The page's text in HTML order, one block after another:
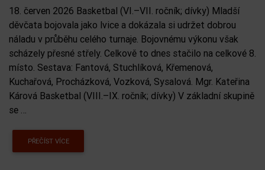
18. červen 2026 Basketbal (VI.–VII. ročník; dívky) Mladší
děvčata bojovala jako lvice a dokázala si udržet dobrou
náladu v průběhu celého turnaje. Bojovnému výkonu však
scházely přesné střely. Celkově to dnes stačilo na celkové 8.
místo. Sestava: Fantová, Stuchlíková, Křemenová,
Kuchařová, Procházková, Vozková, Sysalová. Mgr. Kateřina
Kárová Basketbal (VIII.–IX. ročník; dívky) V základní skupině
se …
PŘEČÍST VÍCE